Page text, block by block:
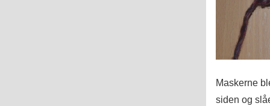
Maskerne
siden og